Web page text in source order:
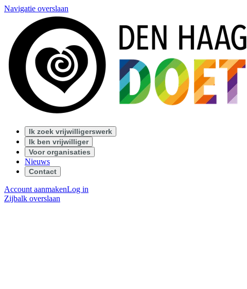
Navigatie overslaan
Ik zoek vrijwilligerswerk
Ik ben vrijwilliger
Voor organisaties
Nieuws
Contact
Account aanmakenLog in
Zijbalk overslaan